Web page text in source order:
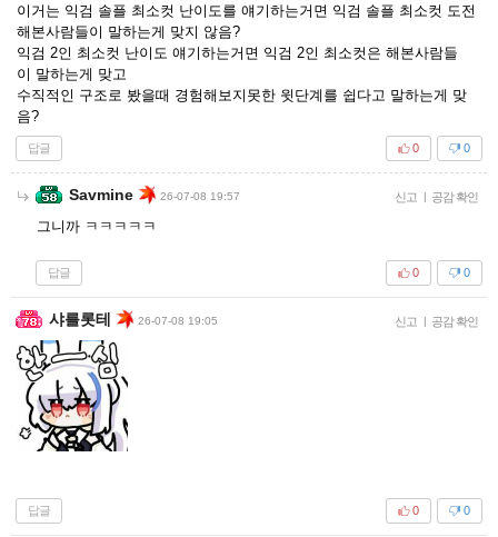
이거는 익검 솔플 최소컷 난이도를 얘기하는거면 익검 솔플 최소컷 도전
해본사람들이 말하는게 맞지 않음?
익검 2인 최소컷 난이도 얘기하는거면 익검 2인 최소컷은 해본사람들
이 말하는게 맞고
수직적인 구조로 봤을때 경험해보지못한 윗단계를 쉽다고 말하는게 맞
음?
답글 0
0
Savmine 26-07-08 19:57 신고 | 공감 확인
그니까 ㅋㅋㅋㅋㅋ
답글 0
0
샤를롯테 26-07-08 19:05 신고 | 공감 확인
답글 0
0